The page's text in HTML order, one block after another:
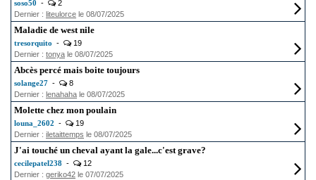
soso50 -
2
Dernier : liteulorce le 08/07/2025
Maladie de west nile
tresorquito -
19
Dernier : tonya le 08/07/2025
Abcès percé mais boite toujours
solange27 -
8
Dernier : lenahaha le 08/07/2025
Molette chez mon poulain
louna_2602 -
19
Dernier : iletaittemps le 08/07/2025
J'ai touché un cheval ayant la gale...c'est grave?
cecilepatel238 -
12
Dernier : geriko42 le 07/07/2025